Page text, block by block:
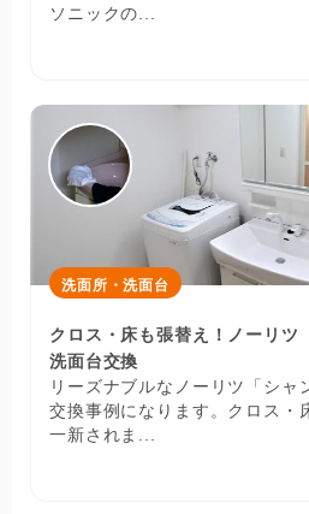
ソニックの...
洗面所・洗面台
クロス・床も張替え！ノーリツ
洗面台交換
リーズナブルなノーリツ「シャ
交換事例になります。クロス・
一新されま...